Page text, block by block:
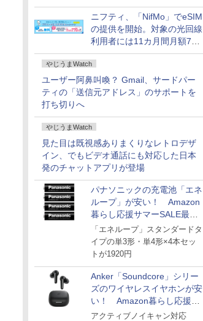
ョンへの更新を呼び掛け
ニフティ、「NifMo」でeSIM
の提供を開始。対象の光回線
利用者には11カ月間月額770
円割引のキャンペーン
やじうまWatch
ユーザー阿鼻叫喚？ Gmail、サードパー
ティの「送信元アドレス」のサポートを
打ち切りへ
やじうまWatch
見た目は既視感ありまくりなレトロデザ
イン、でもビデオ通話にも対応した日本
発のチャットアプリが登場
パナソニックの充電池「エネ
ループ」が安い！ Amazon
暮らし応援サマーSALE最終
日
「エネループ」スタンダードタ
イプの単3形・単4形×4本セッ
トが1920円
Anker「Soundcore」シリー
ズのワイヤレスイヤホンが安
い！ Amazon暮らし応援サ
マーSALE
アクティブノイキャン対応